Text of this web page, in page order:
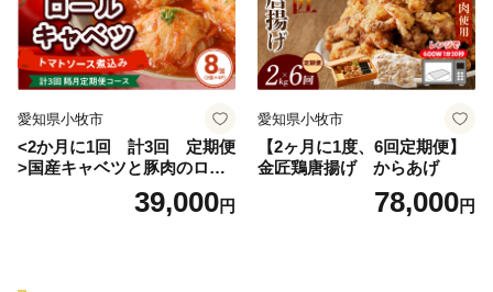
愛知県小牧市
<2か月に1回 計3回 定期便
>国産キャベツと豚肉のロー
ルキャベツ（4P入り）
39,000円
愛知県小牧市
【2ヶ月に1度、6回定期便】
金匠鶏唐揚げ からあげ
78,000円